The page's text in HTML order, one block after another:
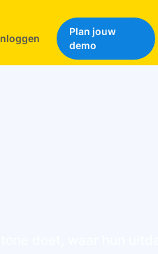
Plan jouw
demo